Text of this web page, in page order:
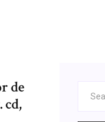
de
cd,